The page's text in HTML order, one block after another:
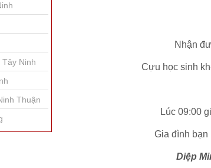
Ninh
Thuận
Nhận
Cựu học sinh
Lúc 09:00
Gia đình bạn
Diệp